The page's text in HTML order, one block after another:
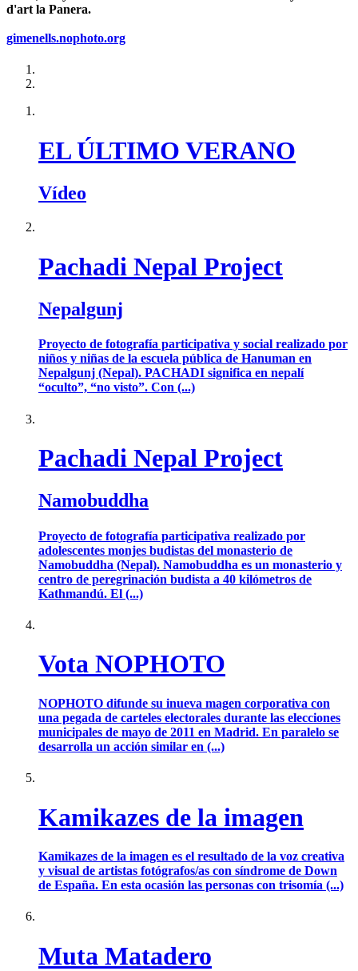
d'art la Panera.
gimenells.nophoto.org
EL ÚLTIMO VERANO
Vídeo
Pachadi Nepal Project
Nepalgunj
Proyecto de fotografía participativa y social realizado por
niños y niñas de la escuela pública de Hanuman en
Nepalgunj (Nepal). PACHADI significa en nepalí
“oculto”, “no visto”. Con (...)
Pachadi Nepal Project
Namobuddha
Proyecto de fotografía participativa realizado por
adolescentes monjes budistas del monasterio de
Namobuddha (Nepal). Namobuddha es un monasterio y
centro de peregrinación budista a 40 kilómetros de
Kathmandú. El (...)
Vota NOPHOTO
NOPHOTO difunde su inueva magen corporativa con
una pegada de carteles electorales durante las elecciones
municipales de mayo de 2011 en Madrid. En paralelo se
desarrolla un acción similar en (...)
Kamikazes de la imagen
Kamikazes de la imagen es el resultado de la voz creativa
y visual de artistas fotógrafos/as con síndrome de Down
de España. En esta ocasión las personas con trisomía (...)
Muta Matadero